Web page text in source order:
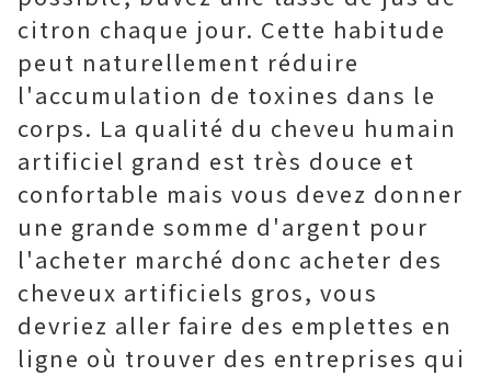
citron chaque jour. Cette habitude
peut naturellement réduire
l'accumulation de toxines dans le
corps. La qualité du cheveu humain
artificiel grand est très douce et
confortable mais vous devez donner
une grande somme d'argent pour
l'acheter marché donc acheter des
cheveux artificiels gros, vous
devriez aller faire des emplettes en
ligne où trouver des entreprises qui